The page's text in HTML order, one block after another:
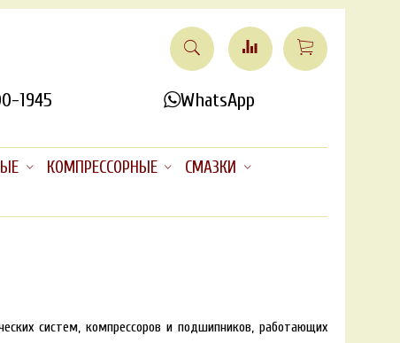
1945 WhatsApp
КОМПРЕССОРНЫЕ
СМАЗКИ
систем, компрессоров и подшипников, работающих